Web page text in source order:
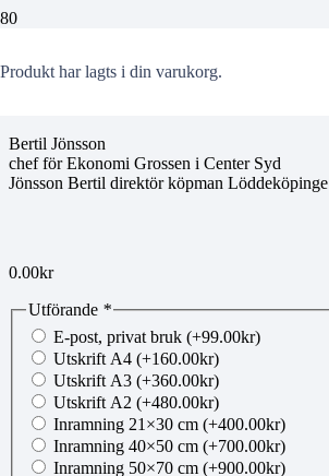
Produkt har lagts i din varukorg.
00271515
Bertil Jönsson
chef för Ekonomi Grossen i Center Syd
Jönsson Bertil direktör köpman Löddeköpinge
0.00kr
Utförande *
E-post, privat bruk (+99.00kr)
Utskrift A4 (+160.00kr)
Utskrift A3 (+360.00kr)
Utskrift A2 (+480.00kr)
Inramning 21×30 cm (+400.00kr)
Inramning 40×50 cm (+700.00kr)
Inramning 50×70 cm (+900.00kr)